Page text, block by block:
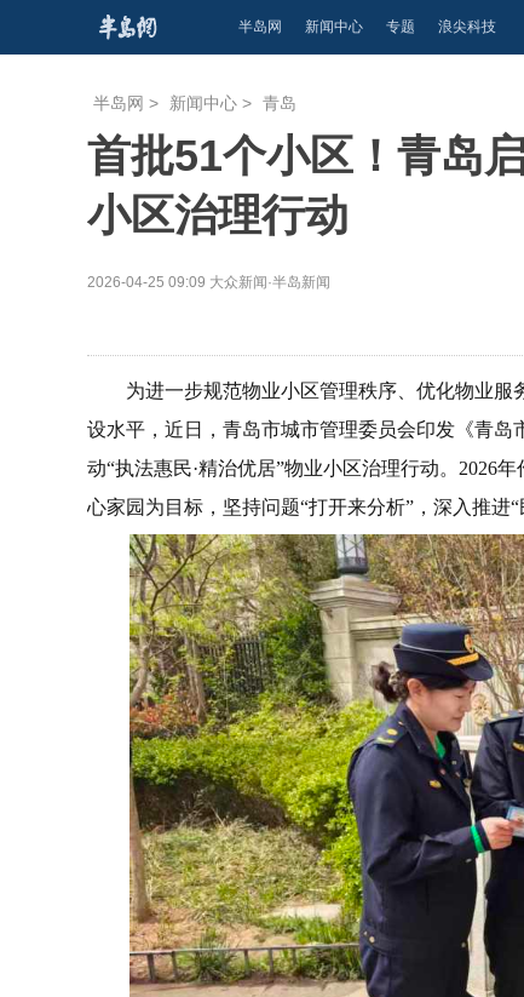
半岛网 新闻中心 专题 浪尖科技
半岛网 > 新闻中心 > 青岛
首批51个小区！青岛
小区治理行动
2026-04-25 09:09 大众新闻·半岛新闻
为进一步规范物业小区管理秩序、优化物业
设水平，近日，青岛市城市管理委员会印发《青岛
动“执法惠民·精治优居”物业小区治理行动。2026
心家园为目标，坚持问题“打开来分析”，深入推进“